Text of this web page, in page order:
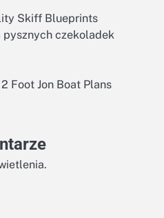
Skiff Blueprints
czekoladek
Foot Jon Boat Plans